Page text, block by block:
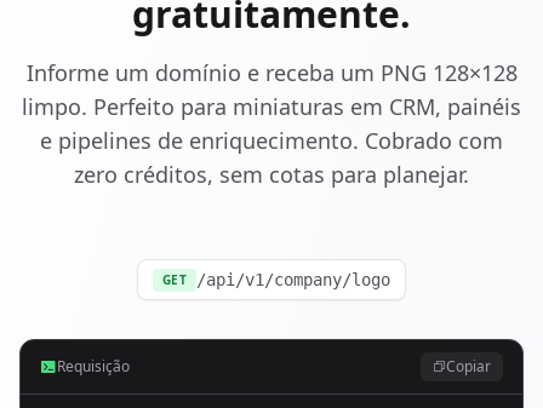
gratuitamente.
Informe um domínio e receba um PNG 128×128
limpo. Perfeito para miniaturas em CRM, painéis
e pipelines de enriquecimento. Cobrado com
zero créditos, sem cotas para planejar.
GET /api/v1/company/logo
Requisição Copiar